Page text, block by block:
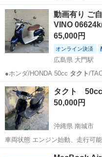
動画有り ご
VINO
65,000円
オンライン決済
広島県 大門駅
●ホンダ/HONDA 50cc タクト/
広島 福山市 大門駅
50,000円
沖縄県 南城市
車両状態 エンジン始動、走行可能
入決まりましたら フロントタイ